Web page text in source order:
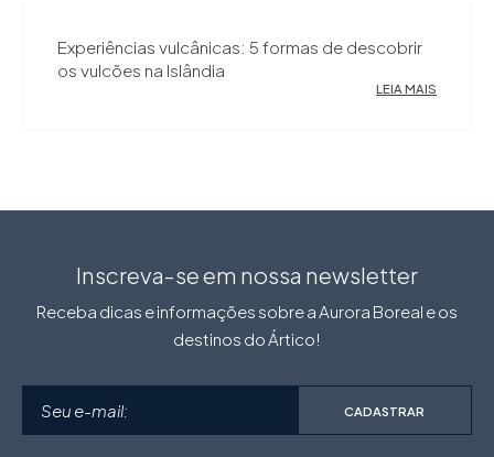
Experiências vulcânicas: 5 formas de descobrir
os vulcões na Islândia
LEIA MAIS
Inscreva-se em nossa newsletter
Receba dicas e informações sobre a Aurora Boreal e os
destinos do Ártico!
CADASTRAR